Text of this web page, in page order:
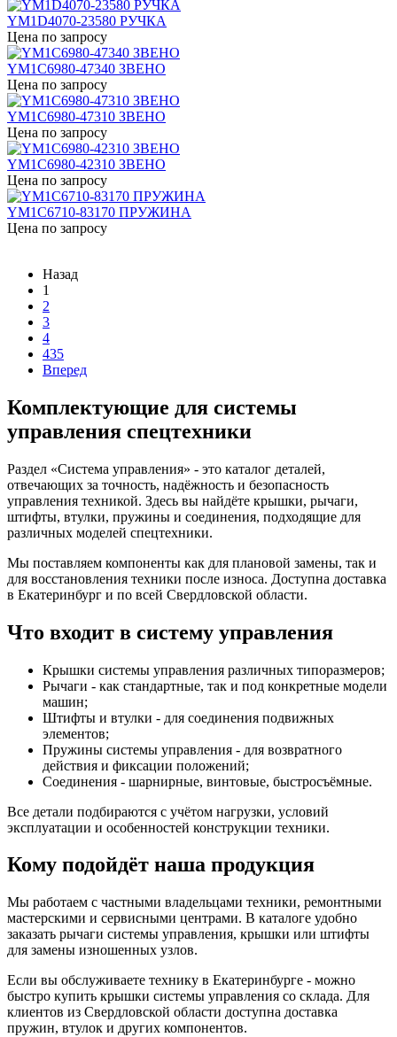
YM1D4070-23580 РУЧКА
Цена по запросу
YM1C6980-47340 ЗВЕНО
Цена по запросу
YM1C6980-47310 ЗВЕНО
Цена по запросу
YM1C6980-42310 ЗВЕНО
Цена по запросу
YM1C6710-83170 ПРУЖИНА
Цена по запросу
Назад
1
2
3
4
435
Вперед
Комплектующие для системы
управления спецтехники
Раздел «Система управления» - это каталог деталей,
отвечающих за точность, надёжность и безопасность
управления техникой. Здесь вы найдёте крышки, рычаги,
штифты, втулки, пружины и соединения, подходящие для
различных моделей спецтехники.
Мы поставляем компоненты как для плановой замены, так и
для восстановления техники после износа. Доступна доставка
в Екатеринбург и по всей Свердловской области.
Что входит в систему управления
Крышки системы управления различных типоразмеров;
Рычаги - как стандартные, так и под конкретные модели
машин;
Штифты и втулки - для соединения подвижных
элементов;
Пружины системы управления - для возвратного
действия и фиксации положений;
Соединения - шарнирные, винтовые, быстросъёмные.
Все детали подбираются с учётом нагрузки, условий
эксплуатации и особенностей конструкции техники.
Кому подойдёт наша продукция
Мы работаем с частными владельцами техники, ремонтными
мастерскими и сервисными центрами. В каталоге удобно
заказать рычаги системы управления, крышки или штифты
для замены изношенных узлов.
Если вы обслуживаете технику в Екатеринбурге - можно
быстро купить крышки системы управления со склада. Для
клиентов из Свердловской области доступна доставка
пружин, втулок и других компонентов.